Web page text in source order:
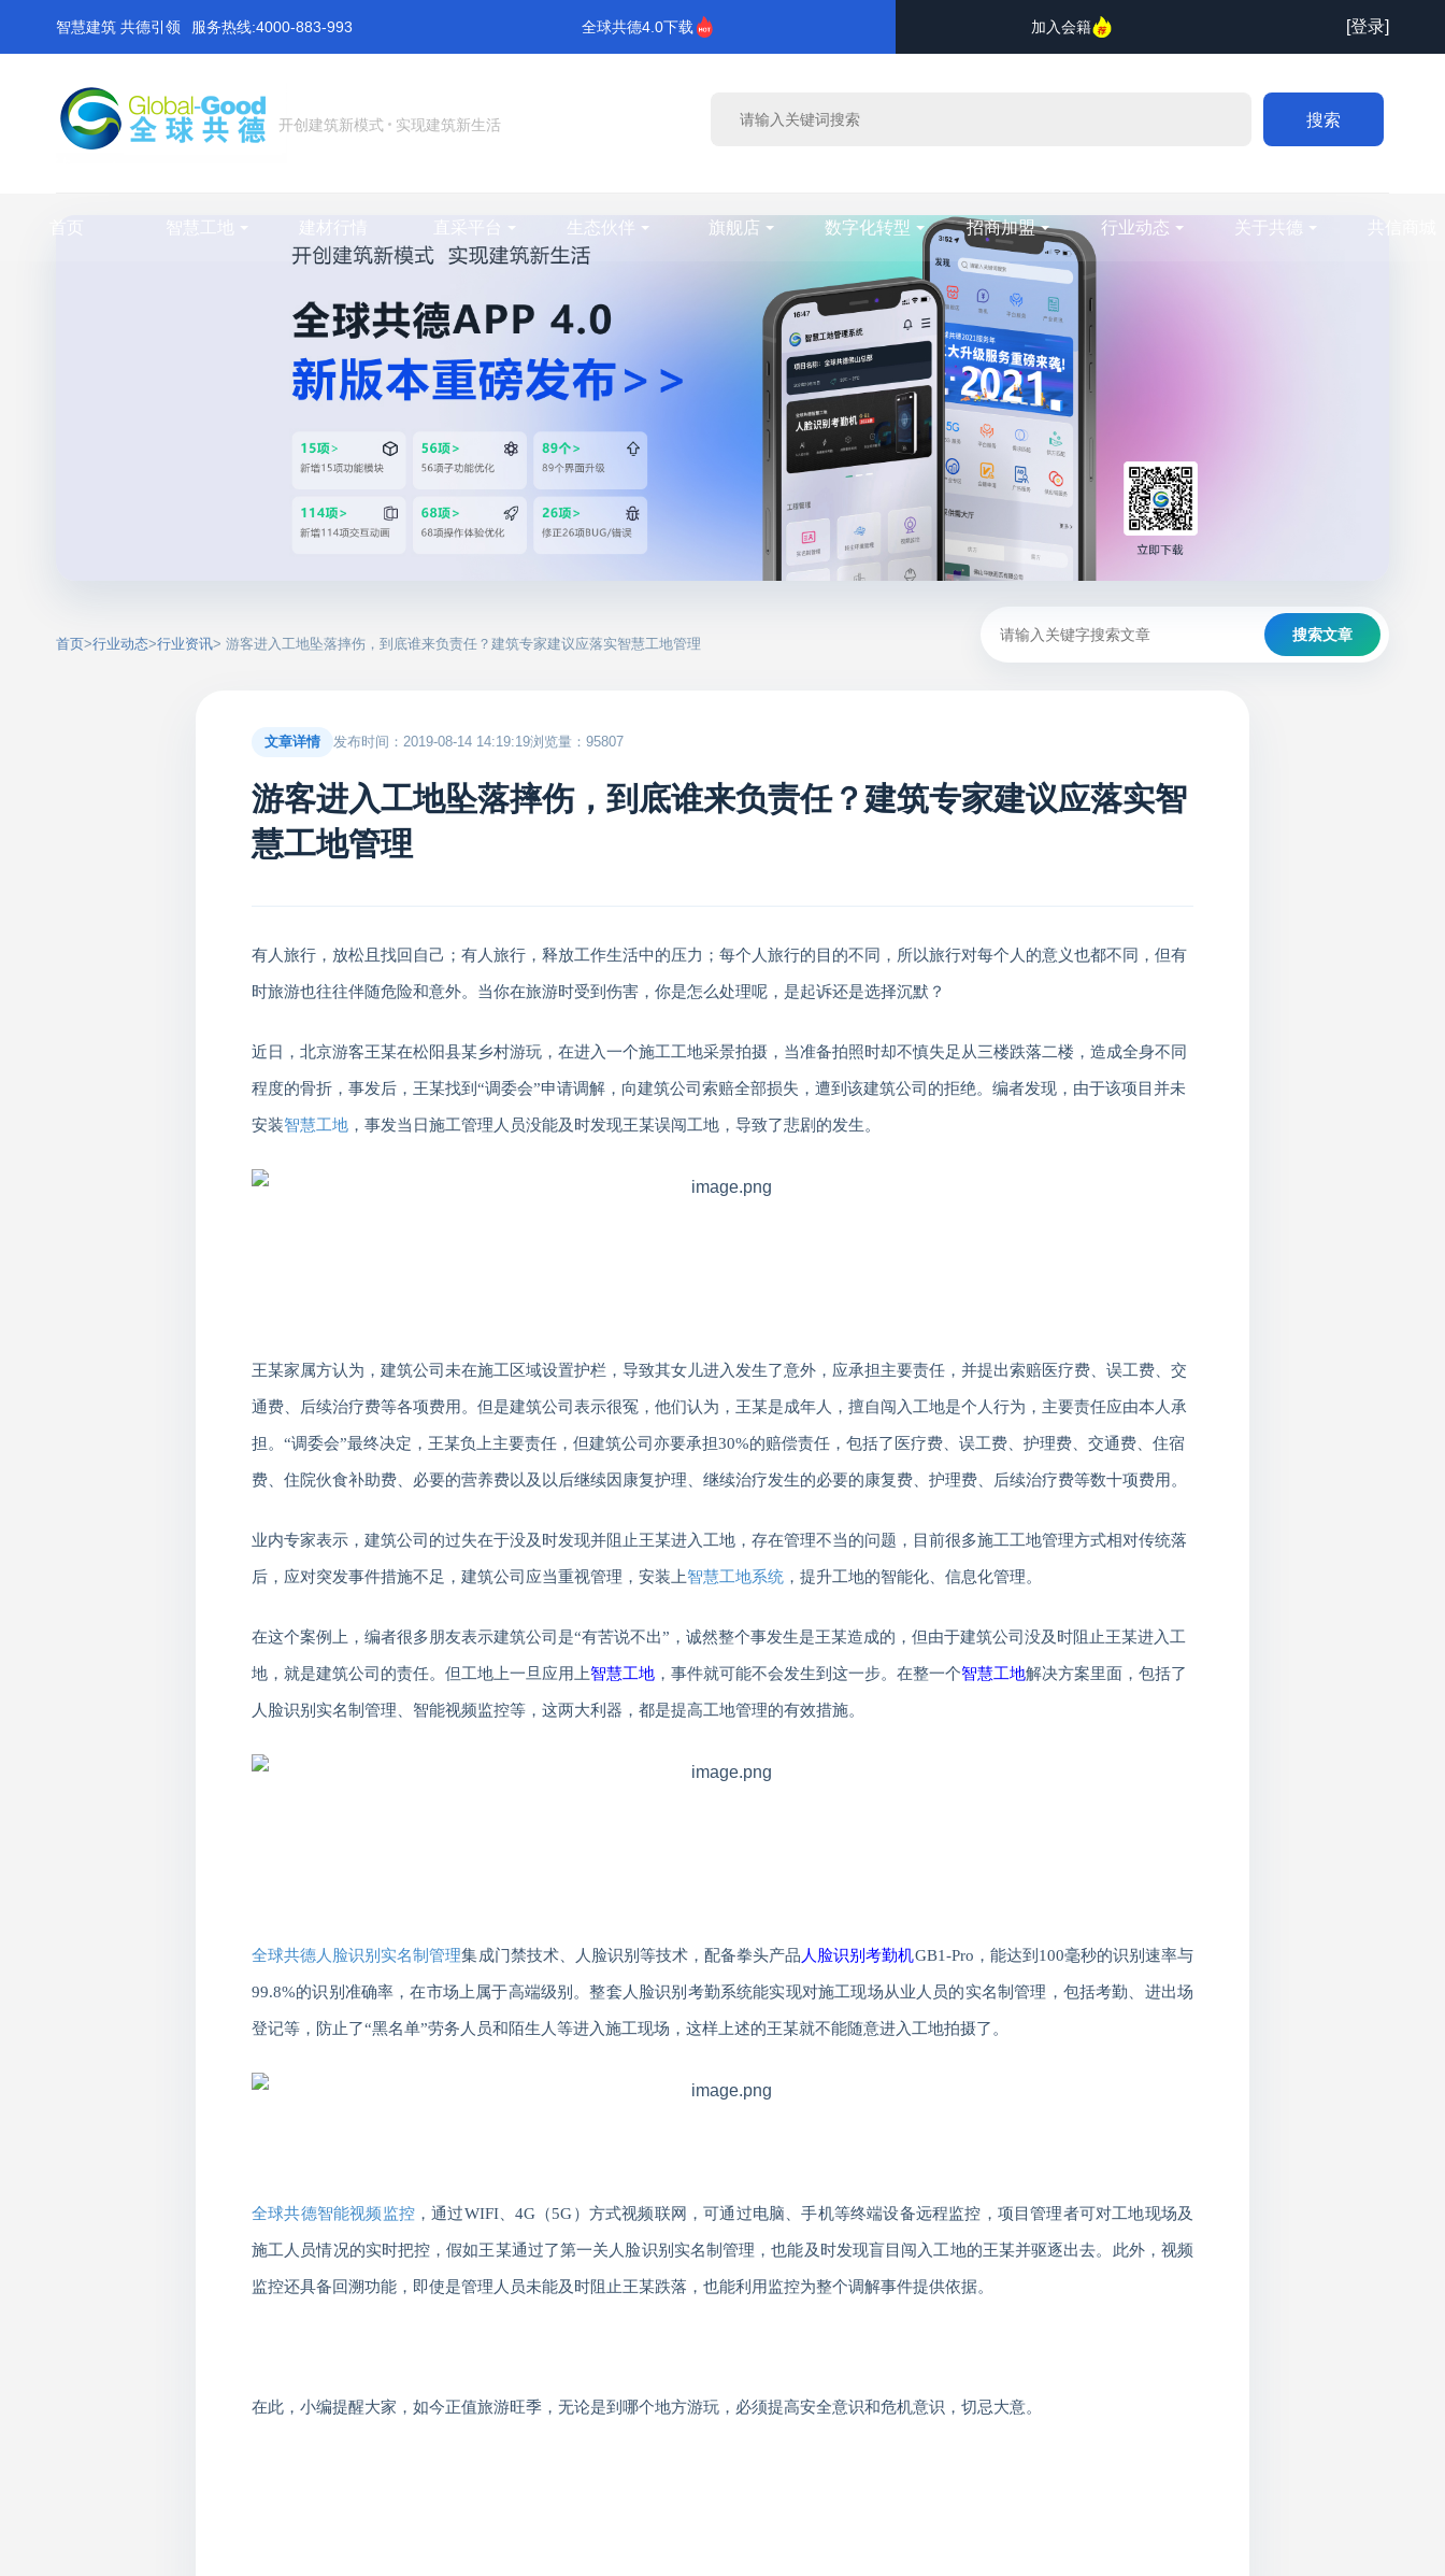
智慧建筑 共德引领 服务热线:4000-883-993 全球共德4.0下载 加入会籍 [登录]
开创建筑新模式 实现建筑新生活 搜索
首页 智慧工地 建材行情 直采平台 生态伙伴 旗舰店 数字化转型 招商加盟 行业动态 关于共德 共信商城
首页>行业动态>行业资讯> 游客进入工地坠落摔伤，到底谁来负责任？建筑专家建议应落实智慧工地管理
搜索文章
文章详情 发布时间：2019-08-14 14:19:19浏览量：95807
游客进入工地坠落摔伤，到底谁来负责任？建筑专家建议应落实智
慧工地管理
有人旅行，放松且找回自己；有人旅行，释放工作生活中的压力；每个人旅行的目的不同，所以旅行对每个人的意义也都不同，但有
时旅游也往往伴随危险和意外。当你在旅游时受到伤害，你是怎么处理呢，是起诉还是选择沉默？
近日，北京游客王某在松阳县某乡村游玩，在进入一个施工工地采景拍摄，当准备拍照时却不慎失足从三楼跌落二楼，造成全身不同
程度的骨折，事发后，王某找到 “调委会”申请调解，向建筑公司索赔全部损失，遭到该建筑公司的拒绝。编者发现，由于该项目并未
安装智慧工地 ，事发当日施工管理人员没能及时发现王某误闯工地，导致了悲剧的发生。
王某家属方认为，建筑公司未在施工区域设置护栏，导致其女儿进入发生了意外，应承担主要责任，并提出索赔医疗费、误工费、交
通费、后续治疗费等各项费用。但是建筑公司表示很冤，他们认为，王某是成年人，擅自闯入工地是个人行为，主要责任应由本人承
担。“调委会”最终决定，王某负上主要责任，但建筑公司亦要承担30%的赔偿责任，包括了医疗费、误工费、护理费、交通费、住宿
费、住院伙食补助费、必要的营养费以及以后继续因康复护理、继续治疗发生的必要的康复费、护理费、后续治疗费等数十项费用。
业内专家表示，建筑公司的过失在于没及时发现并阻止王某进入工地，存在管理不当的问题，目前很多施工工地管理方式相对传统落
后，应对突发事件措施不足，建筑公司应当重视管理，安装上智慧工地系统 ，提升工地的智能化、信息化管理。
在这个案例上，编者很多朋友表示建筑公司是“有苦说不出”，诚然整个事发生是王某造成的，但由于建筑公司没及时阻止王某进入工
地，就是建筑公司的责任。但工地上一旦应用上智慧工地 ，事件就可能不会发生到这一步。在整一个智慧工地解决方案里面，包括了
人脸识别实名制管理、智能视频监控等，这两大利器，都是提高工地管理的有效措施。
全球共德人脸识别实名制管理集成门禁技术、人脸识别等技术，配备拳头产品 人脸识别考勤机GB1-Pro ，能达到 100毫秒的识别速率与
99.8%的识别准确率，在市场上属于高端级别。整套人脸识别考勤系统能实现对施工现场从业人员的实名制管理，包括考勤、进出场
登记等，防止了“黑名单”劳务人员和陌生人等进入施工现场，这样上述的王某就不能随意进入工地拍摄了。
全球共德智能视频监控 ，通过WIFI、4G （5G）方式视频联网，可通过电脑、手机等终端设备远程监控，项目管理者可对工地现场及
施工人员情况的实时把控，假如王某通过了第一关人脸识别实名制管理，也能及时发现盲目闯入工地的王某并驱逐出去。此外，视频
监控还具备回溯功能，即使是管理人员未能及时阻止王某跌落，也能利用监控为整个调解事件提供依据。
在此，小编提醒大家，如今正值旅游旺季，无论是到哪个地方游玩，必须提高安全意识和危机意识，切忌大意。